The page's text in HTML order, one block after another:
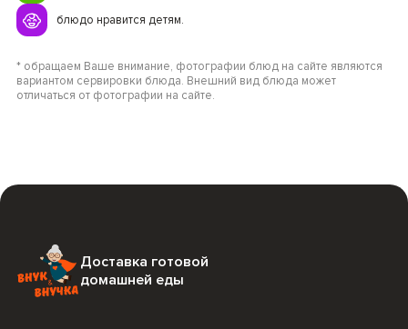
блюдо нравится детям.
* обращаем Ваше внимание, фотографии блюд на сайте являются
вариантом сервировки блюда. Внешний вид блюда может
отличаться от фотографии на сайте.
Доставка готовой
домашней еды